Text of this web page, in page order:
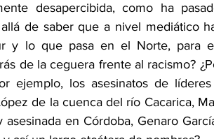
desapercibida, como ha
de saber que a nivel mediático
y lo que pasa en el Norte, para
de la ceguera frente al racismo?
ejemplo, los asesinatos de
de la cuenca del río Cacarica,
en Córdoba, Genaro